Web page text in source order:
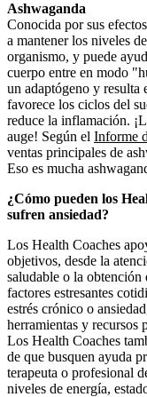
Ashwaganda
Conocida por sus
a mantener los niveles
organismo, y puede
cuerpo entre en modo
un adaptógeno y resulta
favorece los ciclos del
reduce la inflamación.
auge! Según el Informe
ventas principales de
Eso es mucha
¿Cómo pueden los
sufren ansiedad?
Los Health Coaches
objetivos, desde la
saludable o la
factores estresantes
estrés crónico o
herramientas y recursos
Los Health Coaches
de que busquen ayuda
terapeuta o profesional
niveles de energía,